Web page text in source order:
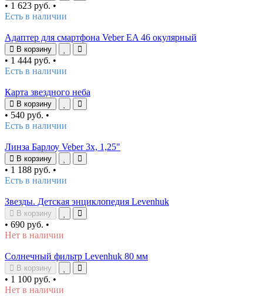
• 1 623 руб. •
Есть в наличии
Адаптер для смартфона Veber EA 46 окулярный
В корзину
• 1 444 руб. •
Есть в наличии
Карта звездного неба
В корзину
• 540 руб. •
Есть в наличии
Линза Барлоу Veber 3х, 1,25"
В корзину
• 1 188 руб. •
Есть в наличии
Звезды. Детская энциклопедия Levenhuk
В корзину
• 690 руб. •
Нет в наличии
Солнечный фильтр Levenhuk 80 мм
В корзину
• 1 100 руб. •
Нет в наличии